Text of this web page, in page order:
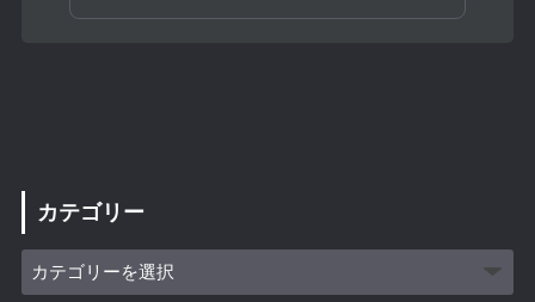
カテゴリー